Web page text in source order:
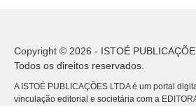
Copyright © 2026 - ISTOÉ
Todos os direitos reservados.
A ISTOÉ PUBLICAÇÕES LTDA é um portal
vinculação editorial e societária com a